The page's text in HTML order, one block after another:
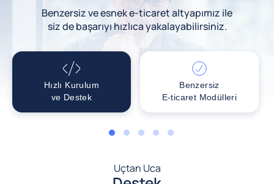
Benzersiz ve esnek e-ticaret altyapımız ile
siz de başarıyı hızlıca yakalayabilirsiniz.
Hızlı Kurulum
ve Destek
Benzersiz
E-ticaret Modülleri
1 2 3 4 5
Uçtan Uca